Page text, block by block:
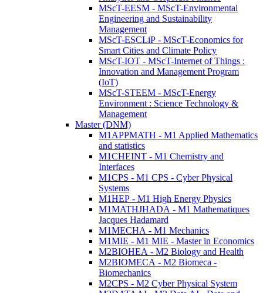
MScT-EESM - MScT-Environmental
Engineering and Sustainability
Management
MScT-ESCLiP - MScT-Economics for
Smart Cities and Climate Policy
MScT-IOT - MScT-Internet of Things :
Innovation and Management Program
(IoT)
MScT-STEEM - MScT-Energy
Environment : Science Technology &
Management
Master (DNM)
M1APPMATH - M1 Applied Mathematics
and statistics
M1CHEINT - M1 Chemistry and
Interfaces
M1CPS - M1 CPS - Cyber Physical
Systems
M1HEP - M1 High Energy Physics
M1MATHJHADA - M1 Mathematiques
Jacques Hadamard
M1MECHA - M1 Mechanics
M1MIE - M1 MIE - Master in Economics
M2BIOHEA - M2 Biology and Health
M2BIOMECA - M2 Biomeca -
Biomechanics
M2CPS - M2 Cyber Physical System